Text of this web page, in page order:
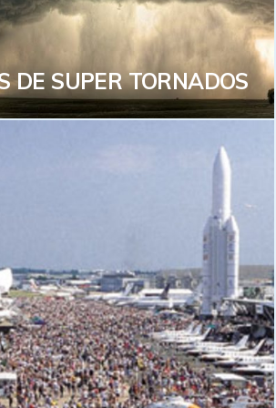
inesquecíveis.
DE SUPER TORNADOS
Tornados prevê a possibilidade de
muito perto e por isso não é pra
a possibilidade de presenciar o
da natureza interagindo na sua